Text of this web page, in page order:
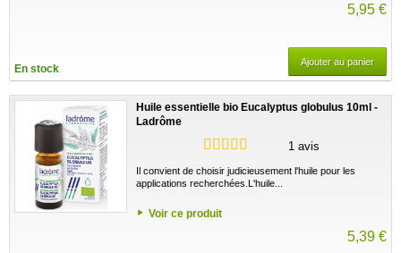
5,95 €
En stock
Ajouter au panier
Huile essentielle bio Eucalyptus globulus 10ml -
Ladrôme
1 avis
Il convient de choisir judicieusement l'huile pour les
applications recherchées.L'huile...
Voir ce produit
5,39 €